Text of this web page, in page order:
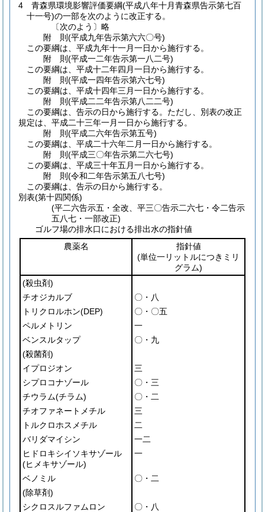
4
青森県環境影響評価要綱(平成八年十月青森県告示第七百
十一号)の一部を次のように改正する。
〔次のよう〕略
附 則(平成九年告示第六六〇号)
この要綱は、平成九年十一月一日から施行する。
附 則(平成一二年告示第一八二号)
この要綱は、平成十二年四月一日から施行する。
附 則(平成一四年告示第六七号)
この要綱は、平成十四年三月一日から施行する。
附 則(平成二二年告示第八二二号)
この要綱は、告示の日から施行する。 ただし、別表の改正
規定は、平成二十三年一月一日から施行する。
附 則(平成二六年告示第五号)
この要綱は、平成二十六年二月一日から施行する。
附 則(平成三〇年告示第二六七号)
この要綱は、平成三十年五月一日から施行する。
附 則(令和二年告示第五八七号)
この要綱は、告示の日から施行する。
別表(第十四関係)
(平二六告示五・全改、平三〇告示二六七・令二告示
五八七・一部改正)
ゴルフ場の排水口における排出水の指針値
農薬名
指針値
(単位一リットルにつきミリ
グラム)
(殺虫剤)
チオジカルブ
〇・八
トリクロルホン(DEP)
〇・〇五
ペルメトリン
一
ベンスルタップ
〇・九
(殺菌剤)
イプロジオン
三
シプロコナゾール
〇・三
チウラム(チラム)
〇・二
チオファネートメチル
三
トルクロホスメチル
二
バリダマイシン
一二
ヒドロキシイソキサゾール
(ヒメキサゾール)
一
ベノミル
〇・二
(除草剤)
シクロスルファムロン
〇・八